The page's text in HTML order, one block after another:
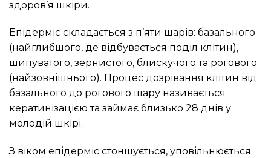
здоров’я шкіри.
Епідерміс складається з п’яти шарів: базального
(найглибшого, де відбувається поділ клітин),
шипуватого, зернистого, блискучого та рогового
(найзовнішнього). Процес дозрівання клітин від
базального до рогового шару називається
кератинізацією та займає близько 28 днів у
молодій шкірі.
З віком епідерміс стоншується, уповільнюється